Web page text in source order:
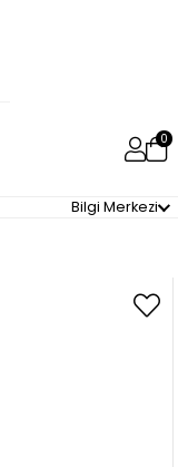
0
Bilgi Merkezi